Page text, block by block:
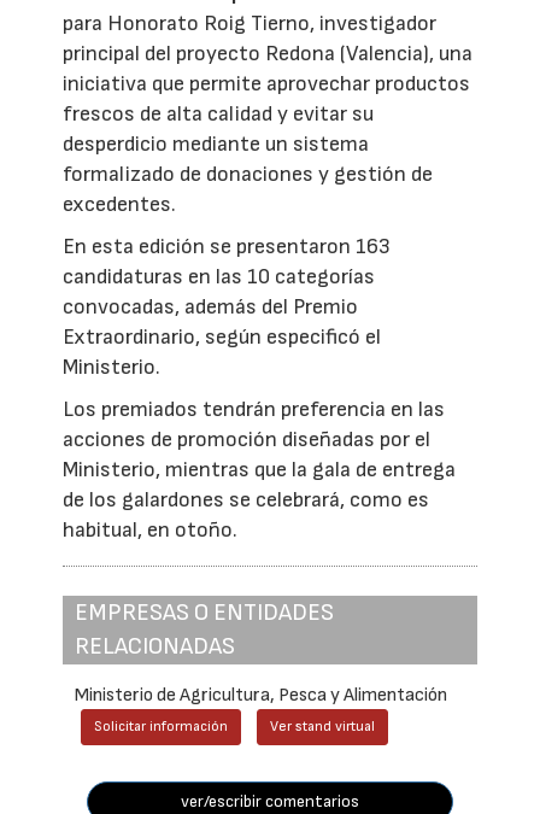
para Honorato Roig Tierno, investigador
principal del proyecto Redona (Valencia), una
iniciativa que permite aprovechar productos
frescos de alta calidad y evitar su
desperdicio mediante un sistema
formalizado de donaciones y gestión de
excedentes.
En esta edición se presentaron 163
candidaturas en las 10 categorías
convocadas, además del Premio
Extraordinario, según especificó el
Ministerio.
Los premiados tendrán preferencia en las
acciones de promoción diseñadas por el
Ministerio, mientras que la gala de entrega
de los galardones se celebrará, como es
habitual, en otoño.
EMPRESAS O ENTIDADES
RELACIONADAS
Ministerio de Agricultura, Pesca y Alimentación
Solicitar información Ver stand virtual
ver/escribir comentarios